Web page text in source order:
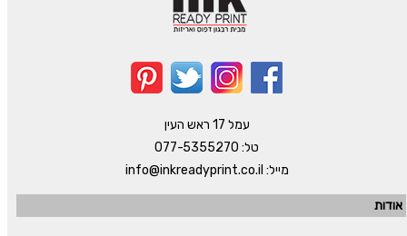
עמל 17 ראש העין
טל: 077-5355270
מייל: info@inkreadyprint.co.il
אודות